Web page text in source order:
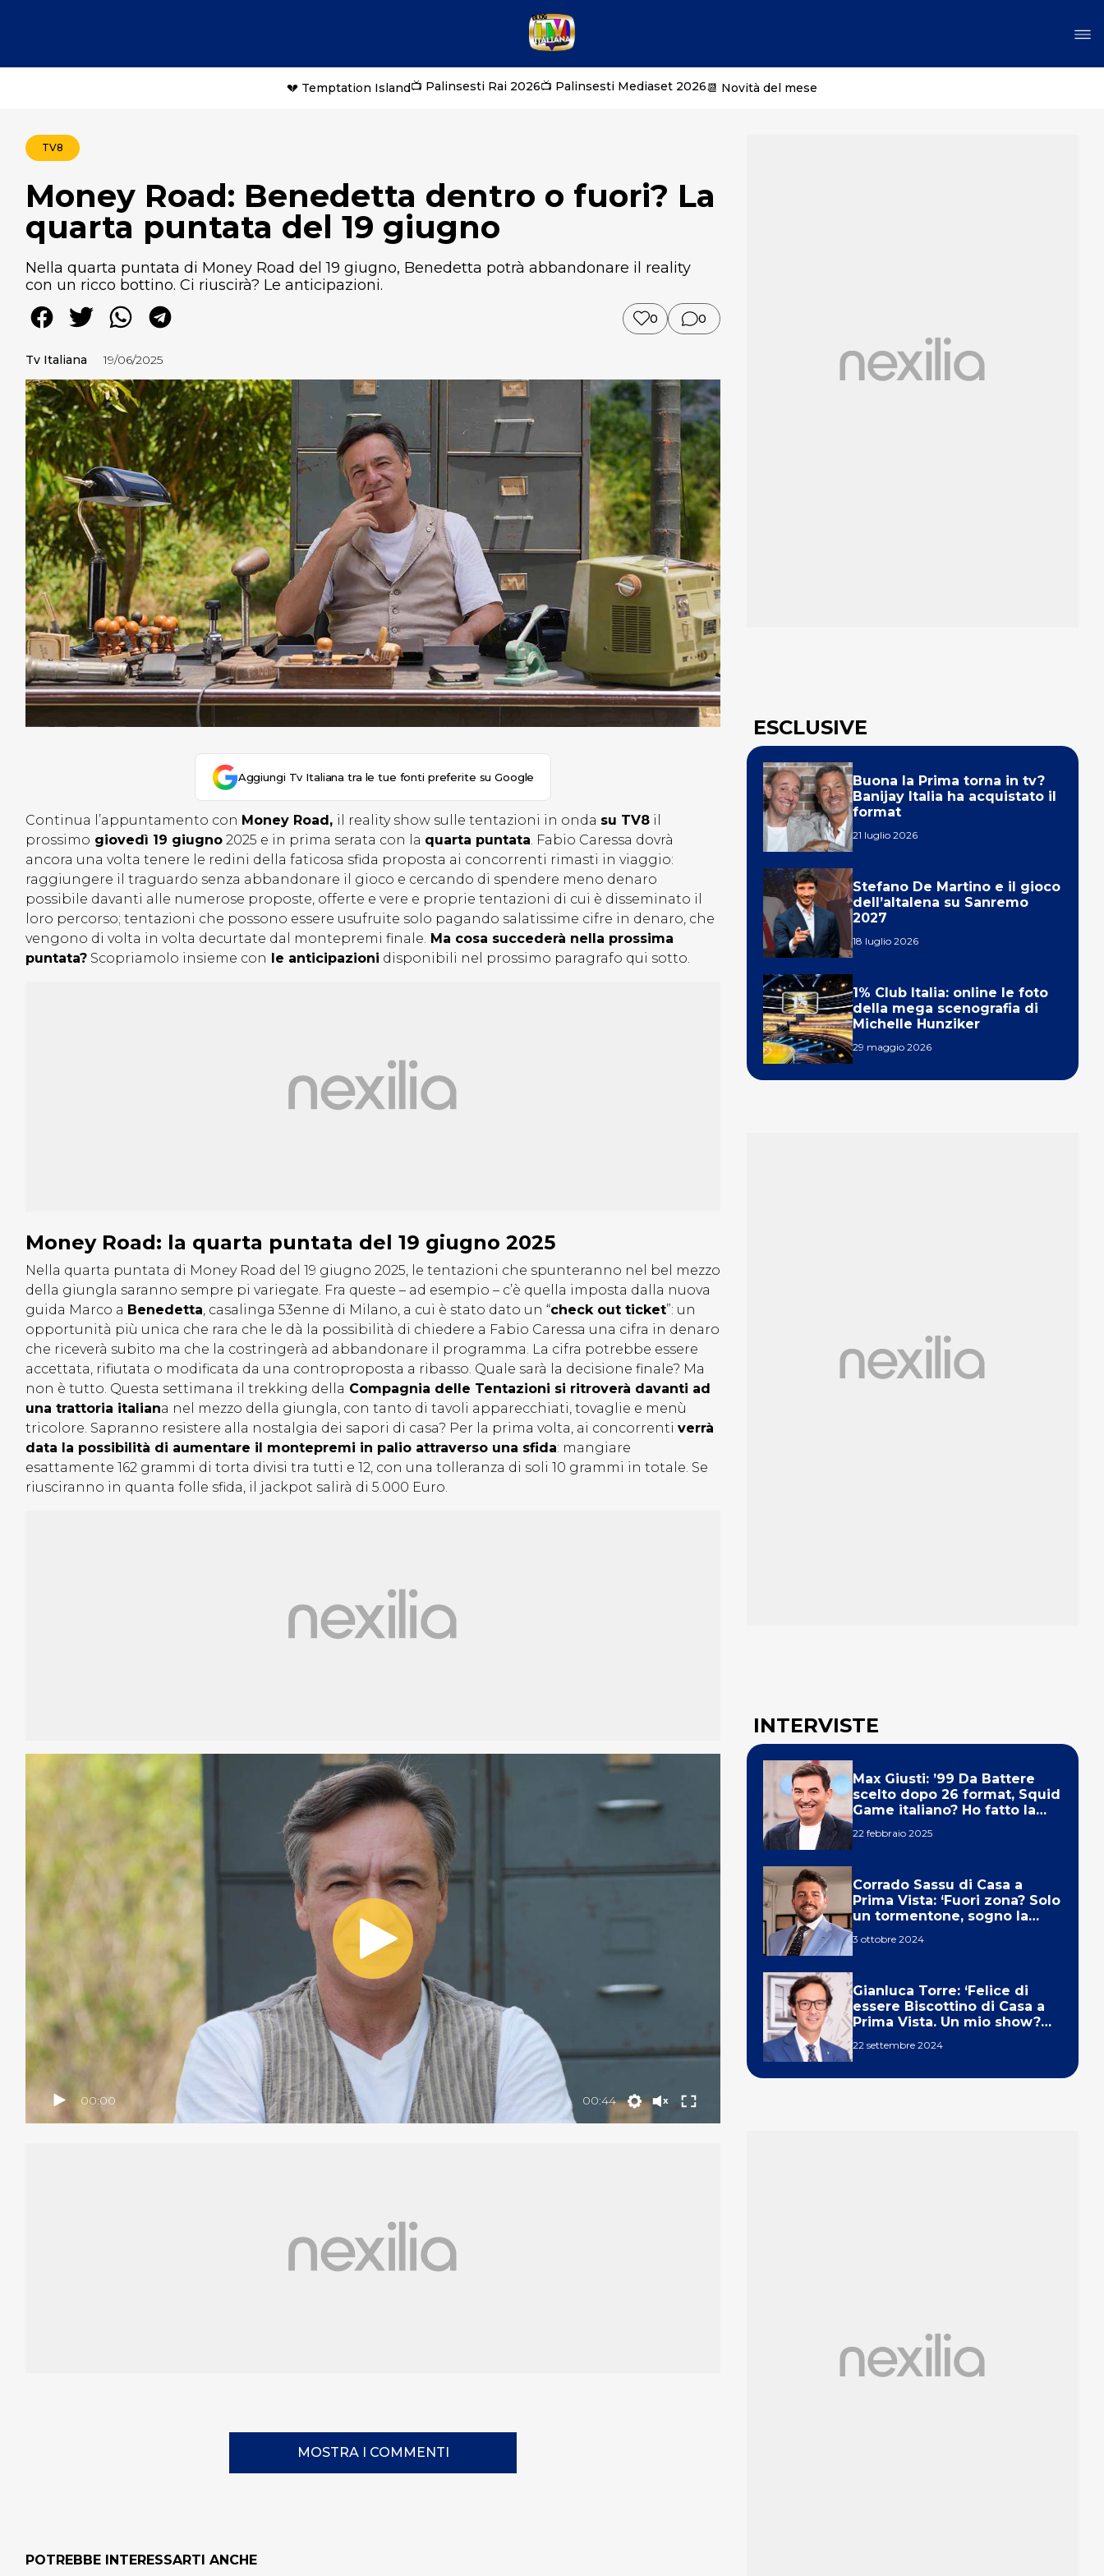
💔 Temptation Island📺 Palinsesti Rai 2026📺 Palinsesti Mediaset 2026📆 Novità del mese
TV8
Money Road: Benedetta dentro o fuori? La
quarta puntata del 19 giugno
Nella quarta puntata di Money Road del 19 giugno, Benedetta potrà abbandonare il reality
con un ricco bottino. Ci riuscirà? Le anticipazioni.
0 0
Tv Italiana 19/06/2025
Aggiungi Tv Italiana tra le tue fonti preferite su Google
Continua l’appuntamento con Money Road, il reality show sulle tentazioni in onda su TV8 il
prossimo giovedì 19 giugno 2025 e in prima serata con la quarta puntata. Fabio Caressa dovrà
ancora una volta tenere le redini della faticosa sfida proposta ai concorrenti rimasti in viaggio:
raggiungere il traguardo senza abbandonare il gioco e cercando di spendere meno denaro
possibile davanti alle numerose proposte, offerte e vere e proprie tentazioni di cui è disseminato il
loro percorso; tentazioni che possono essere usufruite solo pagando salatissime cifre in denaro, che
vengono di volta in volta decurtate dal montepremi finale. Ma cosa succederà nella prossima
puntata? Scopriamolo insieme con le anticipazioni disponibili nel prossimo paragrafo qui sotto.
Money Road: la quarta puntata del 19 giugno 2025
Nella quarta puntata di Money Road del 19 giugno 2025, le tentazioni che spunteranno nel bel mezzo
della giungla saranno sempre pi variegate. Fra queste – ad esempio – c’è quella imposta dalla nuova
guida Marco a Benedetta, casalinga 53enne di Milano, a cui è stato dato un “check out ticket”: un
opportunità più unica che rara che le dà la possibilità di chiedere a Fabio Caressa una cifra in denaro
che riceverà subito ma che la costringerà ad abbandonare il programma. La cifra potrebbe essere
accettata, rifiutata o modificata da una controproposta a ribasso. Quale sarà la decisione finale? Ma
non è tutto. Questa settimana il trekking della Compagnia delle Tentazioni si ritroverà davanti ad
una trattoria italiana nel mezzo della giungla, con tanto di tavoli apparecchiati, tovaglie e menù
tricolore. Sapranno resistere alla nostalgia dei sapori di casa? Per la prima volta, ai concorrenti verrà
data la possibilità di aumentare il montepremi in palio attraverso una sfida: mangiare
esattamente 162 grammi di torta divisi tra tutti e 12, con una tolleranza di soli 10 grammi in totale. Se
riusciranno in quanta folle sfida, il jackpot salirà di 5.000 Euro.
00:00 00:44
MOSTRA I COMMENTI
POTREBBE INTERESSARTI ANCHE
ESCLUSIVE
Buona la Prima torna in tv?
Banijay Italia ha acquistato il
format
21 luglio 2026
Stefano De Martino e il gioco
dell’altalena su Sanremo
2027
18 luglio 2026
1% Club Italia: online le foto
della mega scenografia di
Michelle Hunziker
29 maggio 2026
INTERVISTE
Max Giusti: ’99 Da Battere
scelto dopo 26 format, Squid
Game italiano? Ho fatto la
22 febbraio 2025
Corrado Sassu di Casa a
Prima Vista: ‘Fuori zona? Solo
un tormentone, sogno la
3 ottobre 2024
Gianluca Torre: ‘Felice di
essere Biscottino di Casa a
Prima Vista. Un mio show?
22 settembre 2024